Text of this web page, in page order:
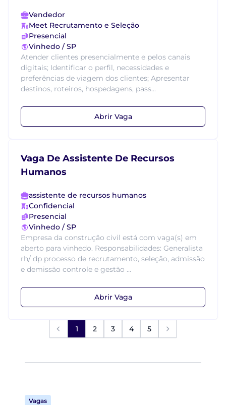
Vendedor
Meet Recrutamento e Seleção
Presencial
Vinhedo / SP
Atender clientes presencialmente e pelos canais
digitais; Identificar o perfil, necessidades e
preferências de viagem dos clientes; Apresentar
destinos, roteiros, hospedagens, pass...
Abrir Vaga
Vaga De Assistente De Recursos
Humanos
assistente de recursos humanos
Confidencial
Presencial
Vinhedo / SP
Empresa da construção civil está com vaga(s) em
aberto para vinhedo. Responsabilidades: Generalista
rh/ dp processo de recrutamento, seleção, admissão
e demissão controle e gestão ...
Abrir Vaga
1 2 3 4 5
Vagas